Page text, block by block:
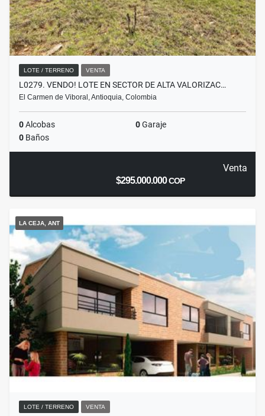
LOTE / TERRENO VENTA
L0279. VENDO! LOTE EN SECTOR DE ALTA VALORIZAC…
El Carmen de Viboral, Antioquia, Colombia
0Alcobas 0Garaje
0 Baños
Venta
$295.000.000COP
LA CEJA, ANT
LOTE / TERRENO VENTA